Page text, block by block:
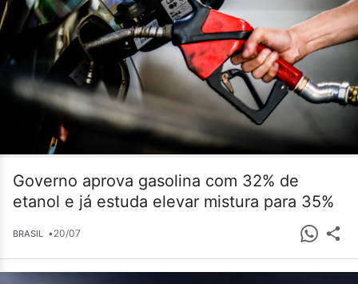
Governo aprova gasolina com 32% de
etanol e já estuda elevar mistura para 35%
BRASIL •20/07